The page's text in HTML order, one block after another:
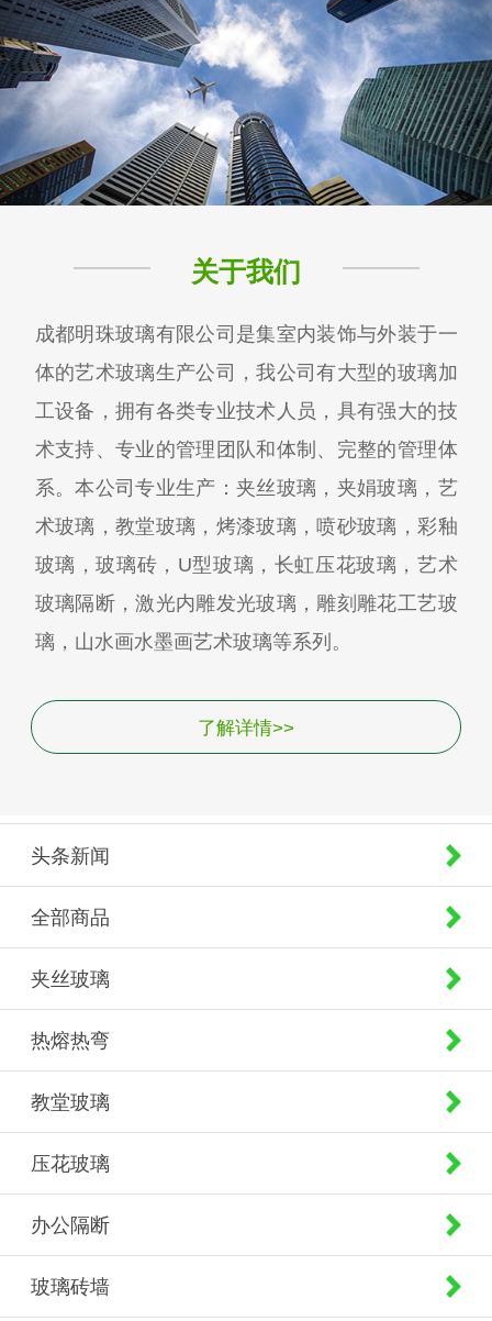
关于我们
成都明珠玻璃有限公司是集室内装饰与外装于一
体的艺术玻璃生产公司，我公司有大型的玻璃加
工设备，拥有各类专业技术人员，具有强大的技
术支持、专业的管理团队和体制、完整的管理体
系。本公司专业生产：夹丝玻璃，夹娟玻璃，艺
术玻璃，教堂玻璃，烤漆玻璃，喷砂玻璃，彩釉
玻璃，玻璃砖，U型玻璃，长虹压花玻璃，艺术
玻璃隔断，激光内雕发光玻璃，雕刻雕花工艺玻
璃，山水画水墨画艺术玻璃等系列。
了解详情>>
头条新闻
全部商品
夹丝玻璃
热熔热弯
教堂玻璃
压花玻璃
办公隔断
玻璃砖墙